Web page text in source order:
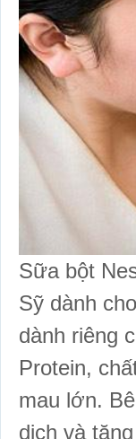
Sữa bột
Sỹ dành
dành riêng
Protein,
mau lớn.
dịch và